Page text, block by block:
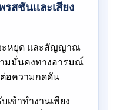
รสชันและเสียง
วะหยุด และสัญญาณ
มมั่นคงทางอารมณ์
อความกดดัน
ข้าทำงานเพียง